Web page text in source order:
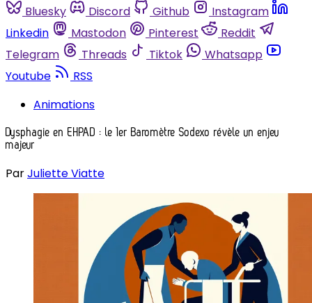
Bluesky
Discord Github
Instagram
Linkedin
Mastodon Pinterest
Reddit
Telegram
Threads Tiktok
Whatsapp
Youtube
RSS
Animations
Dysphagie en EHPAD : le 1er Baromètre Sodexo révèle un enjeu
majeur
ParJuliette Viatte